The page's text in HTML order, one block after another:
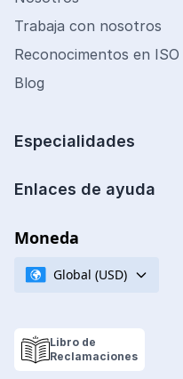
Trabaja con nosotros
Reconocimentos en ISO
Blog
Especialidades
Lean Six Sigma
Mejora de Procesos
Ingeniería Financiera
Ingeniería de Calidad
Cadena de Suministro
Enlaces de ayuda
Centro de ayuda
Preguntas frecuentes
Políticas de certificación
Políticas de privacidad
Moneda
Global (USD)
Libro de
Reclamaciones